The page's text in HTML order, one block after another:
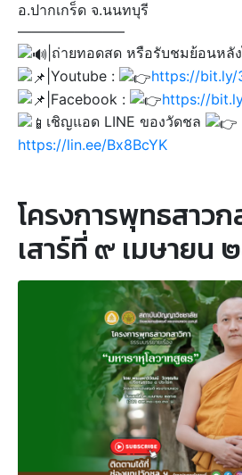
อ.ปากเกร็ด จ.นนทบุรี
———————–
|ถ่ายทอดสด หรือรับชมย้อนหลั
|Youtube :
https://bit.ly/
|Facebook :
https://
เชิญแอด LINE ของวัดชล
https://lin.ee/Bx8BcYK
โครงการพุทธสาวก
เสาร์ที่ ๙ เมษายน